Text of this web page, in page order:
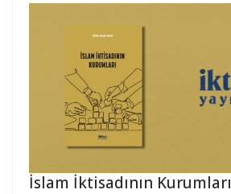
İslam İktisadının Kurumları